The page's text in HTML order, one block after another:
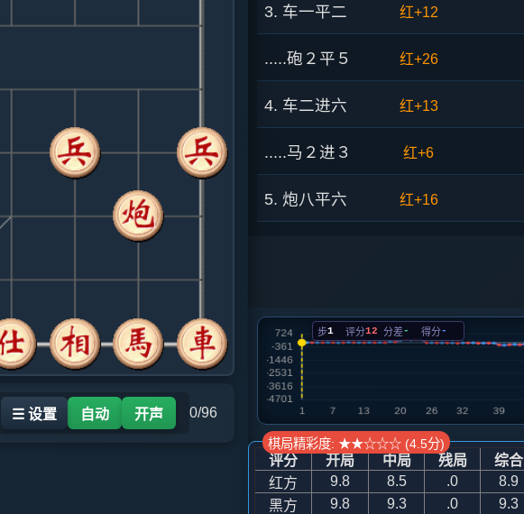
☰ 设置 自动 开声 0/96
3. 车一平二 红+12
.....砲２平５ 红+26
4. 车二进六 红+13
.....马２进３ 红+6
5. 炮八平六 红+16
.....卒７进１ 红+13 车１平２
7. 马八进七
.....车１平２ 红+26
8. 车九进二 红+13 车二平三
步1 评分12 分差- 得分-
棋局精彩度: ★★☆☆☆ (4.5分)
评分 开局 中局 残局 综合
红方
9.8 8.5 .0 8.9
黑方 9.8 9.3 .0 9.3